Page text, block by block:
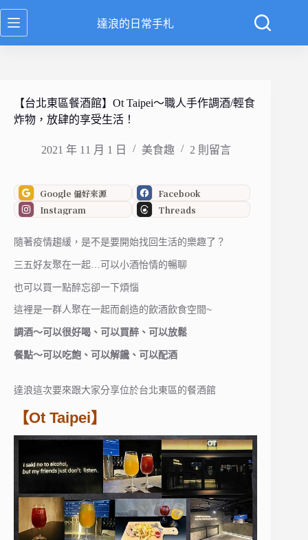
跳
至
達浪的日常手札
【台北東區餐酒館】Ot Taipei～職人手作調酒/輕食
炸物，放肆的享受生活！
2021 年 11 月 1 日 美食趣 2 則留言
Google 偏好來源
Facebook
Instagram
Threads
隨著疫情趨緩，是不是要開始找回生活的樂趣了？
三五好友聚在一起…可以小酒怡情的暢聊
也可以買一點醉忘卻一下煩惱
這裡是一群人聚在一起而創造的飲酒飲食空間~
調酒～可以很好喝、可以買醉、可以放鬆
餐點～可以吃飽、可以解饞、可以配酒
達浪這次要來跟大家分享位於台北東區的餐酒館
【Ot Taipei】